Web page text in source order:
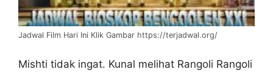
Jadwal Film Hari Ini Klik Gambar https://terjadwal.org/
Mishti tidak ingat. Kunal melihat Rangoli Rangoli